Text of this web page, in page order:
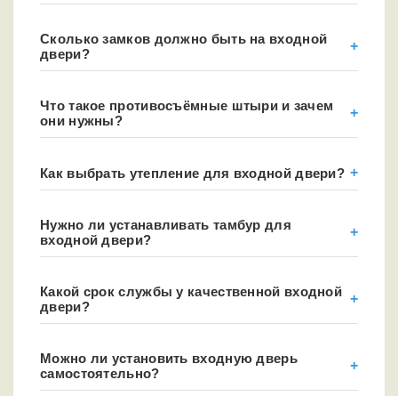
Сколько замков должно быть на входной
двери?
Что такое противосъёмные штыри и зачем
они нужны?
Как выбрать утепление для входной двери?
Нужно ли устанавливать тамбур для
входной двери?
Какой срок службы у качественной входной
двери?
Можно ли установить входную дверь
самостоятельно?